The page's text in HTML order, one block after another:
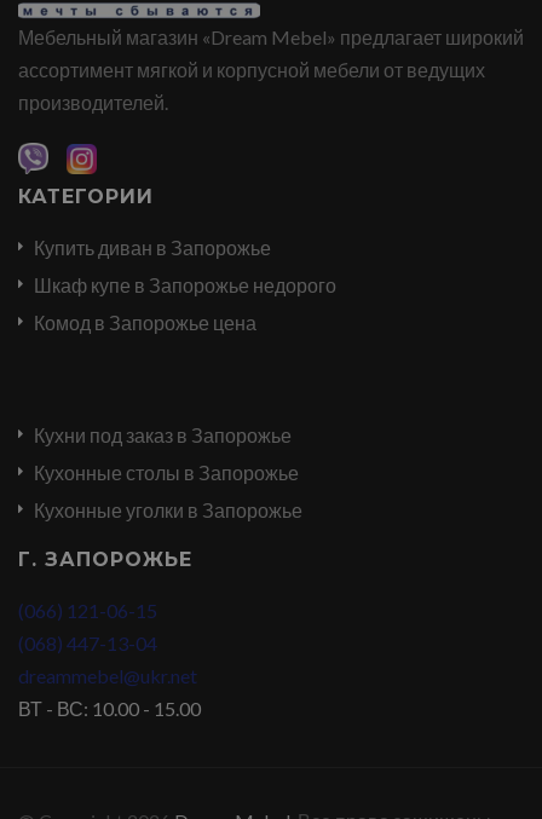
Мебельный магазин «Dream Mebel» предлагает широкий
ассортимент мягкой и корпусной мебели от ведущих
производителей.
КАТЕГОРИИ
Купить диван в Запорожье
Шкаф купе в Запорожье недорого
Комод в Запорожье цена
Кухни под заказ в Запорожье
Кухонные столы в Запорожье
Кухонные уголки в Запорожье
Г. ЗАПОРОЖЬЕ
(066) 121-06-15
(068) 447-13-04
dreammebel@ukr.net
ВТ - ВС: 10.00 - 15.00